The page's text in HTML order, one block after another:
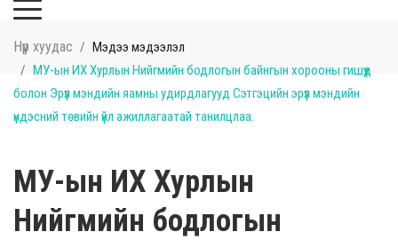
Нүүр хуудас
Мэдээ мэдээлэл
МУ-ын ИХ Хурлын Нийгмийн бодлогын байнгын хорооны гишүүд
болон Эрүүл мэндийн яамны удирдлагууд Сэтгэцийн эрүүл мэндийн
үндэсний төвийн үйл ажиллагаатай танилцлаа.
МУ-ын ИХ Хурлын
Нийгмийн бодлогын